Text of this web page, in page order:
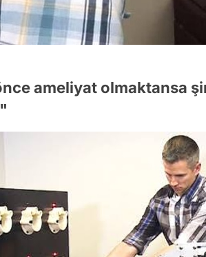
ameliyat olmaktansa